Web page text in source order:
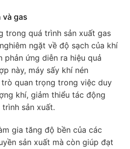
và gas
trong quá trình sản xuất gas
ngặt về độ sạch của khí
phản ứng diễn ra hiệu quả
này, máy sấy khí nén
trò quan trọng trong việc duy
khí, giảm thiểu tác động
sản xuất.
gia tăng độ bền của các
sản xuất mà còn giúp đạt